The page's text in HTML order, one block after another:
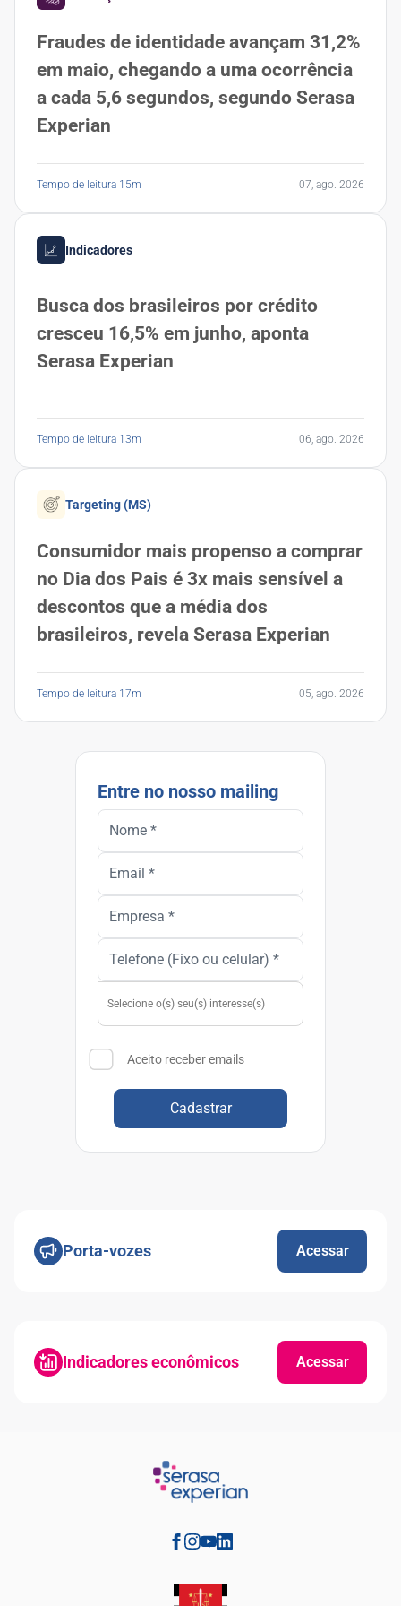
Fraudes de identidade avançam 31,2%
em maio, chegando a uma ocorrência
a cada 5,6 segundos, segundo Serasa
Experian
Tempo de leitura 15m 07, ago. 2026
Indicadores
Busca dos brasileiros por crédito
cresceu 16,5% em junho, aponta
Serasa Experian
Tempo de leitura 13m 06, ago. 2026
Targeting (MS)
Consumidor mais propenso a comprar
no Dia dos Pais é 3x mais sensível a
descontos que a média dos
brasileiros, revela Serasa Experian
Tempo de leitura 17m 05, ago. 2026
Entre no nosso mailing
Aceito receber emails
Cadastrar
Porta-vozes Acessar
Indicadores econômicos Acessar